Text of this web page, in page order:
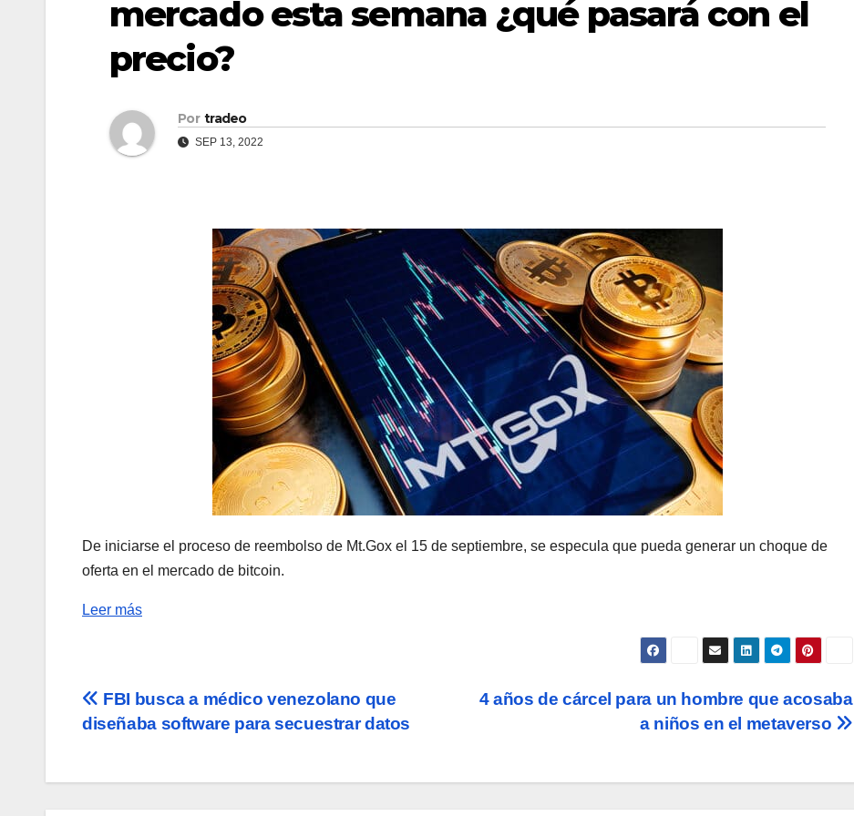
mercado esta semana ¿qué pasará con el
precio?
Por tradeo
SEP 13, 2022
De iniciarse el proceso de reembolso de Mt.Gox el 15 de septiembre, se especula que pueda generar un choque de
oferta en el mercado de bitcoin.
Leer más
Navegación
entradas
4 años de cárcel para un hombre que acosaba
a niños en el metaverso
FBI busca a médico venezolano que
diseñaba software para secuestrar datos